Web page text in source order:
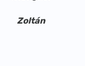
Zoltán